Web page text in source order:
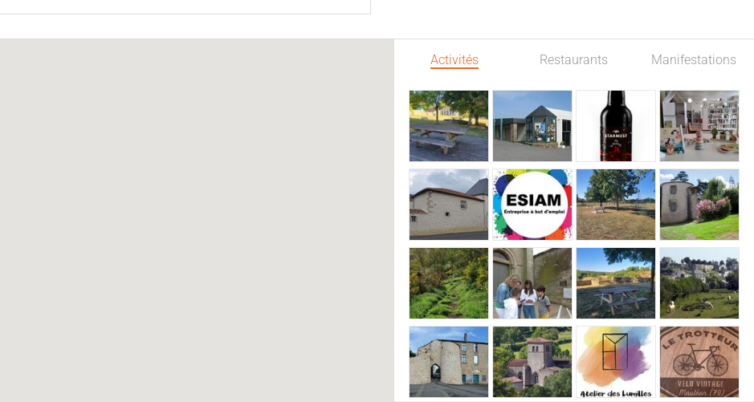
Activités Restaurants Manifestations